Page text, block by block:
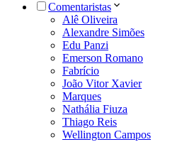
Comentaristas
Alê Oliveira
Alexandre Simões
Edu Panzi
Emerson Romano
Fabrício
João Vitor Xavier
Marques
Nathália Fiuza
Thiago Reis
Wellington Campos